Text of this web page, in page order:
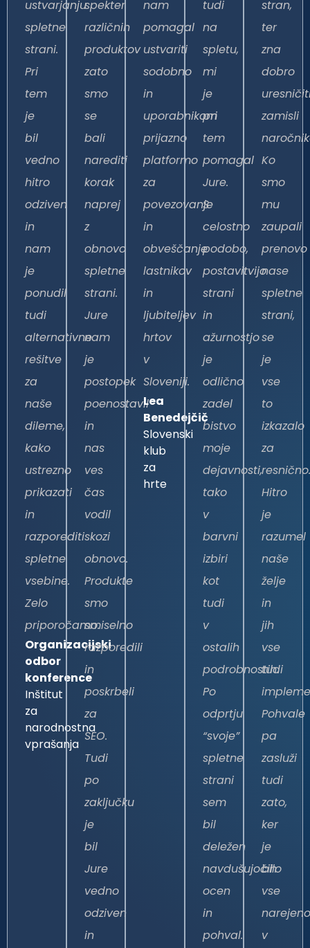
ustvarjanju
spletne
strani.
Pri
tem
je
bil
vedno
hitro
odziven
in
nam
je
ponudil
tudi
alternativne
rešitve
za
naše
dileme,
kako
ustrezno
prikazati
in
razporediti
spletne
vsebine.
Zelo
priporočamo.
Organizacijski
odbor
konference
Inštitut
za
narodnostna
vprašanja
spekter
različnih
produktov
zato
smo
se
bali
narediti
korak
naprej
z
obnovo
spletne
strani.
Jure
nam
je
postopek
poenostavil
in
nas
ves
čas
vodil
skozi
obnovo.
Produkte
smo
smiselno
razporedili
in
poskrbeli
za
SEO.
Tudi
po
zaključku
je
bil
Jure
vedno
odziven
in
nam
pomagal
ustvariti
sodobno
in
uporabnikom
prijazno
platformo
za
povezovanje
in
obveščanje
lastnikov
in
ljubiteljev
hrtov
v
Sloveniji.​
Lea
Benedejčič​
Slovenski
klub
za
hrte​
tudi
na
spletu,
mi
je
pri
tem
pomagal
Jure.
S
celostno
podobo,
postavitvijo
strani
in
ažurnostjo
je
odlično
zadel
bistvo
moje
dejavnosti,
tako
v
barvni
izbiri
kot
tudi
v
ostalih
podrobnostih.
Po
odprtju
“svoje”
spletne
strani
sem
bil
deležen
navdušujočih
ocen
in
pohval.
stran,
ter
zna
dobro
zamisli
Ko
smo
mu
zaupali
prenovo
nase
spletne
strani,
se
je
vse
to
izkazalo
za
Hitro
je
razumel
naše
želje
in
jih
vse
tudi
Pohvale
pa
zasluži
tudi
zato,
ker
je
bilo
vse
v